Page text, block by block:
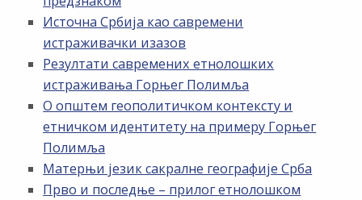
Источна Србија као савремени
истраживачки изазов
Резултати савремених етнолошких
истраживања Горњег Полимља
О општем геополитичком контексту и
етничком идентитету на примеру Горњег
Полимља
Матерњи језик сакралне географије Срба
Прво и последње – прилог етнолошком